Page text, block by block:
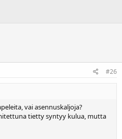
#26
vai asennuskaljoja?
tietty syntyy kulua, mutta